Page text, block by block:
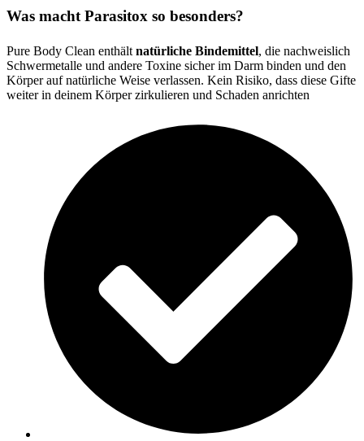
Was macht Parasitox so besonders?
Pure Body Clean enthält natürliche Bindemittel, die nachweislich
Schwermetalle und andere Toxine sicher im Darm binden und den
Körper auf natürliche Weise verlassen. Kein Risiko, dass diese Gifte
weiter in deinem Körper zirkulieren und Schaden anrichten